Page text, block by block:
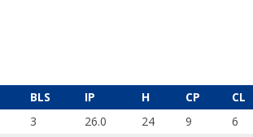
BLS IP H CP CL
3 26.0 24 9 6